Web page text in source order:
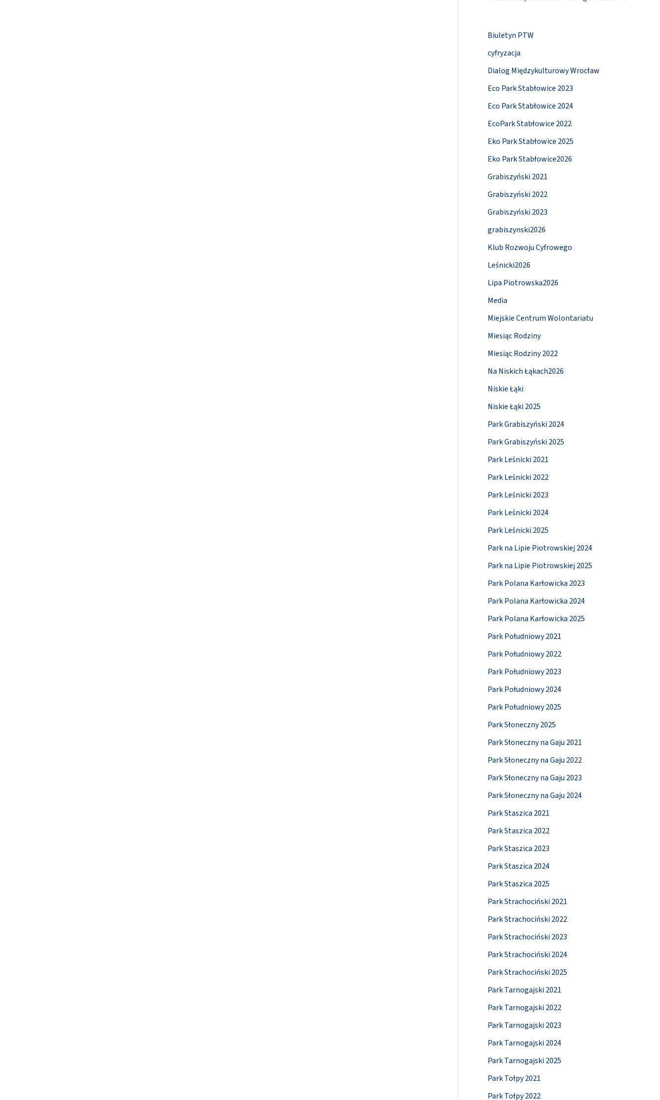
Biuletyn PTW
cyfryzacja
Dialog Międzykulturowy Wrocław
Eco Park Stabłowice 2023
Eco Park Stabłowice 2024
EcoPark Stabłowice 2022
Eko Park Stabłowice 2025
Eko Park Stabłowice2026
Grabiszyński 2021
Grabiszyński 2022
Grabiszyński 2023
grabiszynski2026
Klub Rozwoju Cyfrowego
Leśnicki2026
Lipa Piotrowska2026
Media
Miejskie Centrum Wolontariatu
Miesiąc Rodziny
Miesiąc Rodziny 2022
Na Niskich Łąkach2026
Niskie Łąki
Niskie Łąki 2025
Park Grabiszyński 2024
Park Grabiszyński 2025
Park Leśnicki 2021
Park Leśnicki 2022
Park Leśnicki 2023
Park Leśnicki 2024
Park Leśnicki 2025
Park na Lipie Piotrowskiej 2024
Park na Lipie Piotrowskiej 2025
Park Polana Karłowicka 2023
Park Polana Karłowicka 2024
Park Polana Karłowicka 2025
Park Południowy 2021
Park Południowy 2022
Park Południowy 2023
Park Południowy 2024
Park Południowy 2025
Park Słoneczny 2025
Park Słoneczny na Gaju 2021
Park Słoneczny na Gaju 2022
Park Słoneczny na Gaju 2023
Park Słoneczny na Gaju 2024
Park Staszica 2021
Park Staszica 2022
Park Staszica 2023
Park Staszica 2024
Park Staszica 2025
Park Strachociński 2021
Park Strachociński 2022
Park Strachociński 2023
Park Strachociński 2024
Park Strachociński 2025
Park Tarnogajski 2021
Park Tarnogajski 2022
Park Tarnogajski 2023
Park Tarnogajski 2024
Park Tarnogajski 2025
Park Tołpy 2021
Park Tołpy 2022